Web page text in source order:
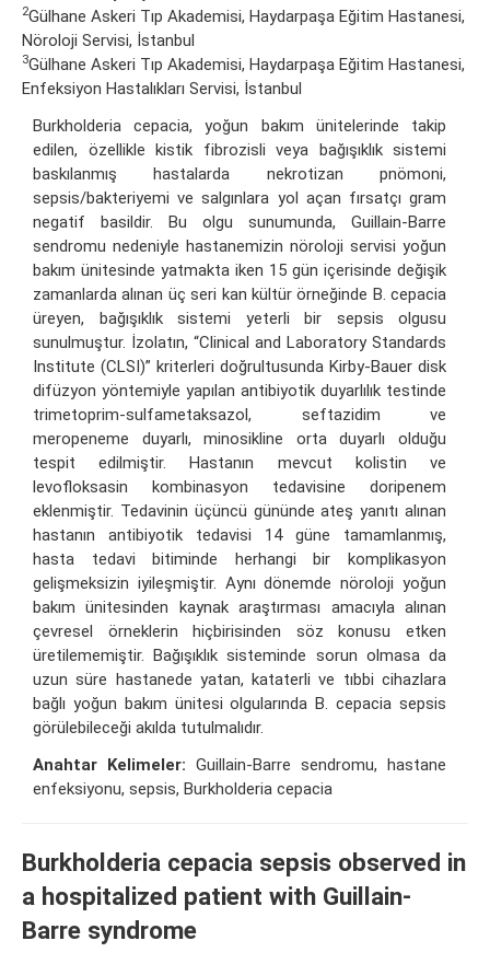
2Gülhane Askeri Tıp Akademisi, Haydarpaşa Eğitim Hastanesi,
Nöroloji Servisi, İstanbul
3Gülhane Askeri Tıp Akademisi, Haydarpaşa Eğitim Hastanesi,
Enfeksiyon Hastalıkları Servisi, İstanbul
Burkholderia cepacia, yoğun bakım ünitelerinde takip
edilen, özellikle kistik fibrozisli veya bağışıklık sistemi
baskılanmış hastalarda nekrotizan pnömoni,
sepsis/bakteriyemi ve salgınlara yol açan fırsatçı gram
negatif basildir. Bu olgu sunumunda, Guillain-Barre
sendromu nedeniyle hastanemizin nöroloji servisi yoğun
bakım ünitesinde yatmakta iken 15 gün içerisinde değişik
zamanlarda alınan üç seri kan kültür örneğinde B. cepacia
üreyen, bağışıklık sistemi yeterli bir sepsis olgusu
sunulmuştur. İzolatın, “Clinical and Laboratory Standards
Institute (CLSI)” kriterleri doğrultusunda Kirby-Bauer disk
difüzyon yöntemiyle yapılan antibiyotik duyarlılık testinde
trimetoprim-sulfametaksazol, seftazidim ve
meropeneme duyarlı, minosikline orta duyarlı olduğu
tespit edilmiştir. Hastanın mevcut kolistin ve
levofloksasin kombinasyon tedavisine doripenem
eklenmiştir. Tedavinin üçüncü gününde ateş yanıtı alınan
hastanın antibiyotik tedavisi 14 güne tamamlanmış,
hasta tedavi bitiminde herhangi bir komplikasyon
gelişmeksizin iyileşmiştir. Aynı dönemde nöroloji yoğun
bakım ünitesinden kaynak araştırması amacıyla alınan
çevresel örneklerin hiçbirisinden söz konusu etken
üretilememiştir. Bağışıklık sisteminde sorun olmasa da
uzun süre hastanede yatan, kataterli ve tıbbi cihazlara
bağlı yoğun bakım ünitesi olgularında B. cepacia sepsis
görülebileceği akılda tutulmalıdır.
Anahtar Kelimeler: Guillain-Barre sendromu, hastane
enfeksiyonu, sepsis, Burkholderia cepacia
Burkholderia cepacia sepsis observed in
a hospitalized patient with Guillain-
Barre syndrome